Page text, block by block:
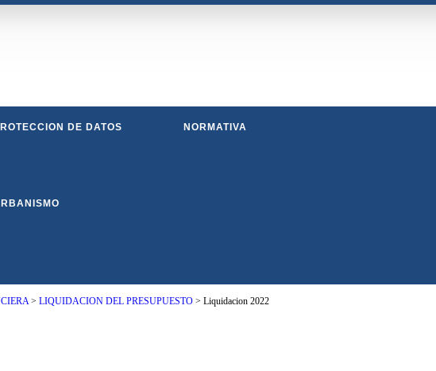
DE DATOS NORMATIVA
> LIQUIDACION DEL PRESUPUESTO> Liquidacion 2022